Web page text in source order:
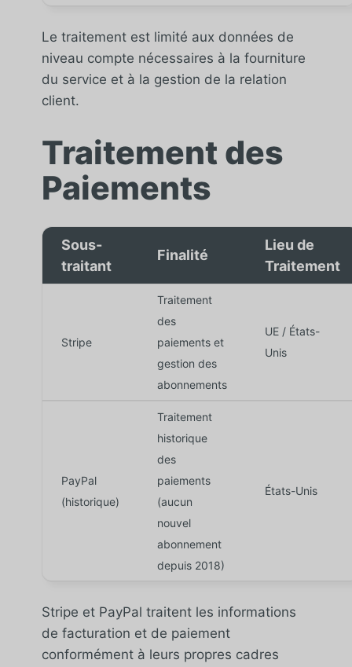
Le traitement est limité aux données de
niveau compte nécessaires à la fourniture
du service et à la gestion de la relation
client.
Traitement des
Paiements
Sous-
traitant
Finalité
Lieu de
Traitement
Stripe
Traitement
des
paiements et
gestion des
abonnements
UE / États-
Unis
PayPal
(historique)
Traitement
historique
des
paiements
(aucun
nouvel
abonnement
depuis 2018)
États-Unis
Stripe et PayPal traitent les informations
de facturation et de paiement
conformément à leurs propres cadres